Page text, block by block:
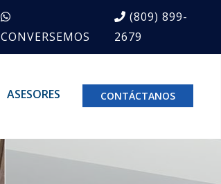
CONVERSEMOS
(809) 899-
2679
ASESORES CONTÁCTANOS